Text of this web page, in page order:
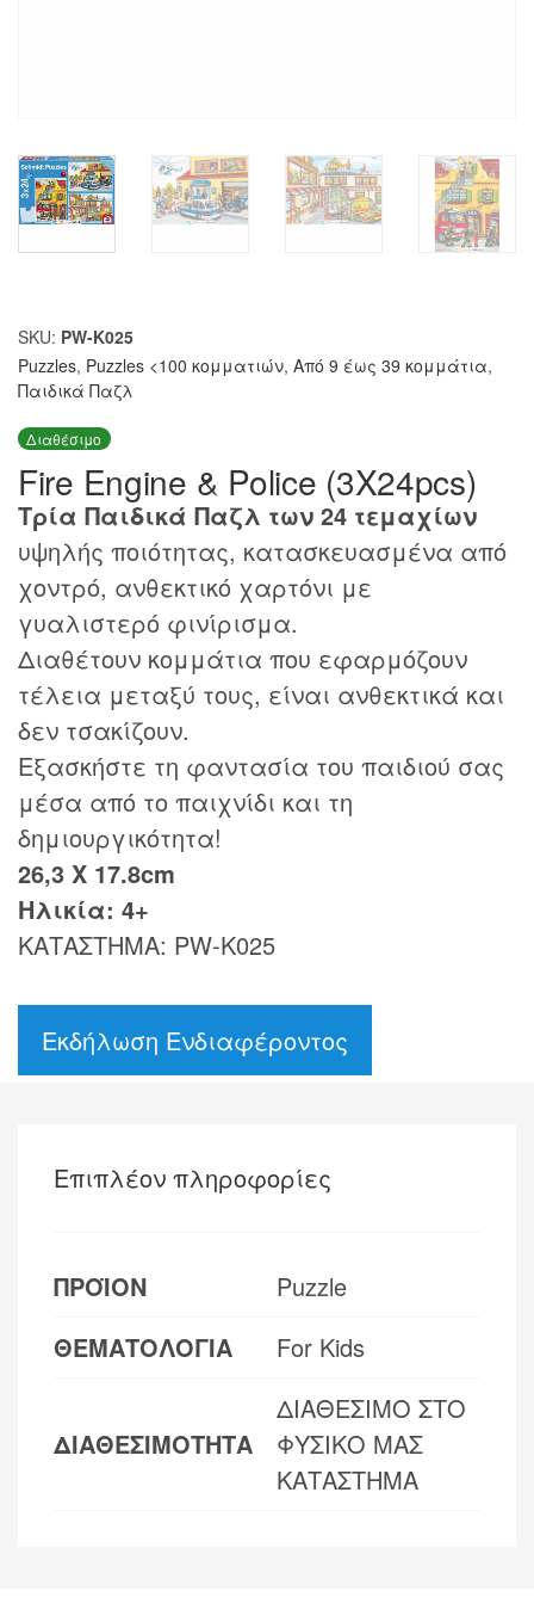
SKU: PW-K025
Puzzles, Puzzles <100 κομματιών, Από 9 έως 39 κομμάτια,
Παιδικά Παζλ
Διαθέσιμο
Fire Engine & Police (3X24pcs)
Τρία Παιδικά Παζλ των 24 τεμαχίων
υψηλής ποιότητας, κατασκευασμένα από
χοντρό, ανθεκτικό χαρτόνι με
γυαλιστερό φινίρισμα.
Διαθέτουν κομμάτια που εφαρμόζουν
τέλεια μεταξύ τους, είναι ανθεκτικά και
δεν τσακίζουν.
Εξασκήστε τη φαντασία του παιδιού σας
μέσα από το παιχνίδι και τη
δημιουργικότητα!
26,3 Χ 17.8cm
Ηλικία: 4+
ΚΑΤΑΣΤΗΜΑ: PW-K025
Εκδήλωση Ενδιαφέροντος
Επιπλέον πληροφορίες
ΠΡΟΪΟΝ
Puzzle
ΘΕΜΑΤΟΛΟΓΙΑ
For Kids
ΔΙΑΘΕΣΙΜΟΤΗΤΑ
ΔΙΑΘΕΣΙΜΟ ΣΤΟ
ΦΥΣΙΚΟ ΜΑΣ
ΚΑΤΑΣΤΗΜΑ